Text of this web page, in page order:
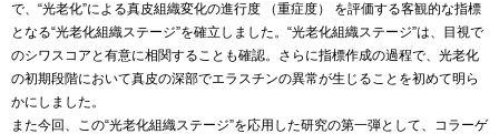
で、“光老化”による真皮組織変化の進行度 （重症度） を評価する客観的な指標
となる“光老化組織ステージ”を確立しました。“光老化組織ステージ”は、目視で
のシワスコアと有意に相関することも確認。さらに指標作成の過程で、光老化
の初期段階において真皮の深部でエラスチンの異常が生じることを初めて明ら
かにしました。
また今回、この“光老化組織ステージ”を応用した研究の第一弾として、コラーゲ